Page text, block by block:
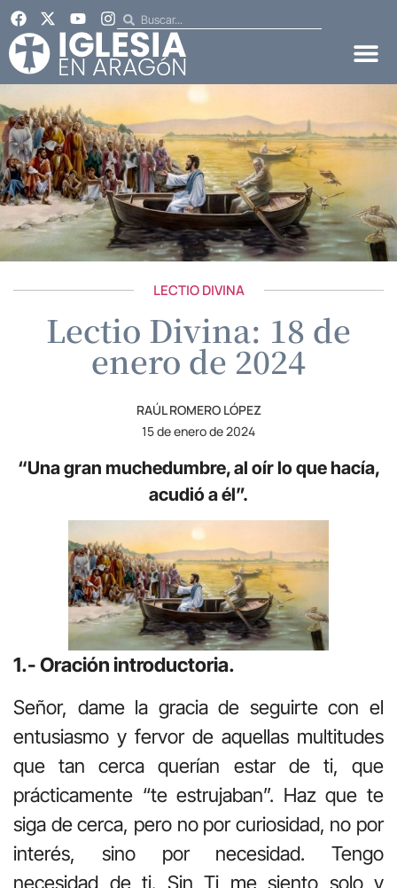
LECTIO DIVINA
Lectio Divina: 18 de
enero de 2024
RAÚL ROMERO LÓPEZ
15 de enero de 2024
“Unagran muchedumbre, al oír lo que hacía,
acudió a él”.
1.- Oración introductoria.
Señor, dame la gracia de seguirte con el
entusiasmo y fervor de aquellas multitudes
que tan cerca querían estar de ti, que
prácticamente “te estrujaban”. Haz que te
siga de cerca, pero no por curiosidad, no por
interés, sino por necesidad. Tengo
necesidad de ti. Sin Ti me siento solo y